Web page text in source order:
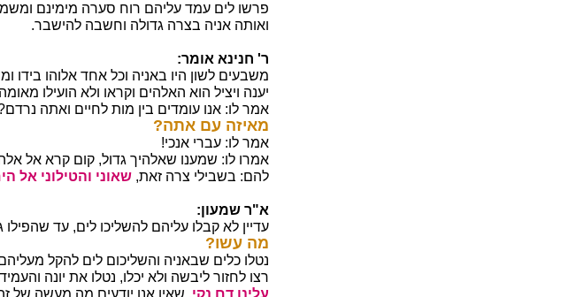
פרשו לים עמד עליהם רוח סערה מימינם
ואותה אניה בצרה גדולה וחשבה להישבר.
ר' חנינא אומר:
משבעים לשון היו באניה וכל אחד אלוהו בידו
יענה ויציל הוא האלהים וקראו ולא הועילו
אמר לו: אנו עומדים בין מות לחיים ואתה
מאיזה עם אתה?
אמר לו: עברי אנכי!
אמרו לו: שמענו שאלהיך גדול, קום קרא אל
להם: בשבילי צרה זאת, שאוני והטילוני אל
א"ר שמעון:
עדיין לא קבלו עליהם להשליכו לים, עד שהפילו
מה עשו?
נטלו כלים שבאניה והשליכום לים להקל מעליהם
רצו לחזור ליבשה ולא יכלו, נטלו את יונה
עלינו דם נקי, שאין אנו יודעים מה מעשה של